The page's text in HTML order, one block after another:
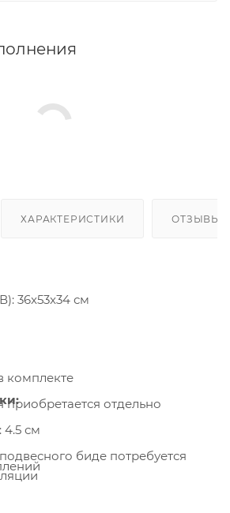
ХАРАКТЕРИСТИКИ ОТЗЫВЫ
36x53x34 см
комплекте
отдельно
4.5 см
биде потребуется